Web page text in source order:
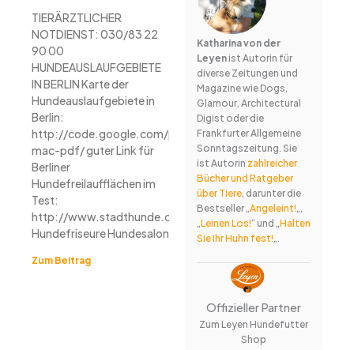
TIERÄRZTLICHER
NOTDIENST: 030/83 22
90 00
HUNDEAUSLAUFGEBIETE
IN BERLIN Karte der
Hundeauslaufgebiete in
Berlin:
http://code.google.com/p/firefox-
mac-pdf/ guter Link für
Berliner
Hundefreilaufflächen im
Test:
http://www.stadthunde.com/berlin/hundewiesen.html
Hundefriseure Hundesalon
Zum Beitrag
Katharina von der
Leyenist Autorin für
diverse Zeitungen und
Magazine wie Dogs,
Glamour, Architectural
Digist oder die
Frankfurter Allgemeine
Sonntagszeitung. Sie
ist Autorin zahlreicher
Bücher und Ratgeber
über Tiere, darunter die
Bestseller „ Angeleint!
Leinen Los!“ und „ Halten
Sie Ihr Huhn fest!
Offizieller Partner
Zum Leyen Hundefutter
Shop